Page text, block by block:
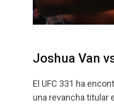
Joshua Van
El UFC 331 ha
una revancha titular